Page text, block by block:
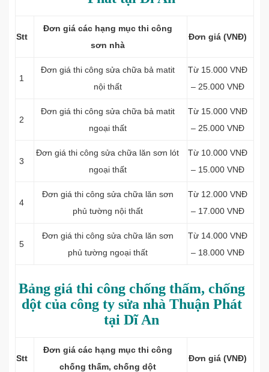
Stt
Đơn giá các hạng mục thi công
sơn nhà
Đơn giá (VNĐ)
1
Đơn giá thi công sửa chữa bả matit
nội thất
Từ 15.000 VNĐ
– 25.000 VNĐ
2
Đơn giá thi công sửa chữa bả matit
ngoại thất
Từ 15.000 VNĐ
– 25.000 VNĐ
3
Đơn giá thi công sửa chữa lăn sơn lót
ngoại thất
Từ 10.000 VNĐ
– 15.000 VNĐ
4
Đơn giá thi công sửa chữa lăn sơn
phủ tường nội thất
Từ 12.000 VNĐ
– 17.000 VNĐ
5
Đơn giá thi công sửa chữa lăn sơn
phủ tường ngoại thất
Từ 14.000 VNĐ
– 18.000 VNĐ
Bảng giá thi công chống thấm, chống
dột của công ty sửa nhà Thuận Phát
tại Dĩ An
Stt
Đơn giá các hạng mục thi công
chống thấm, chống dột
Đơn giá (VNĐ)